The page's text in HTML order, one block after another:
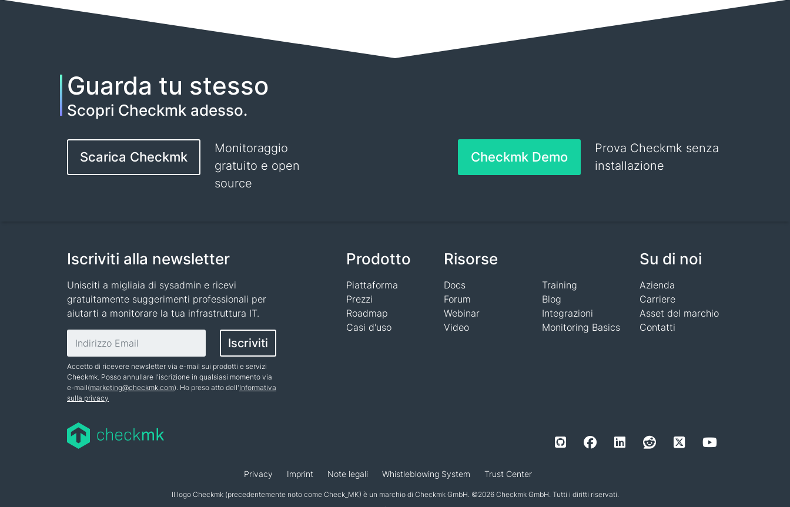
Guarda tu stesso
Scopri Checkmk adesso.
Scarica Checkmk
Monitoraggio
gratuito e open
source
Checkmk Demo
Prova Checkmk senza
installazione
Iscriviti alla newsletter
Unisciti a migliaia di sysadmin e ricevi
gratuitamente suggerimenti professionali per
aiutarti a monitorare la tua infrastruttura IT.
Iscriviti
Accetto di ricevere newsletter via e-mail sui prodotti e servizi
Checkmk. Posso annullare l'iscrizione in qualsiasi momento via
e-mail(marketing@checkmk.com). Ho preso atto dell'Informativa
sulla privacy
Prodotto
Piattaforma
Prezzi
Roadmap
Casi d'uso
Risorse
Docs
Forum
Webinar
Video
Training
Blog
Integrazioni
Monitoring Basics
Su di noi
Azienda
Carriere
Asset del marchio
Contatti
Privacy Imprint Note legali Whistleblowing System Trust Center
Il logo Checkmk (precedentemente noto come Check_MK) è un marchio di Checkmk GmbH. ©2026 Checkmk GmbH. Tutti i diritti riservati.